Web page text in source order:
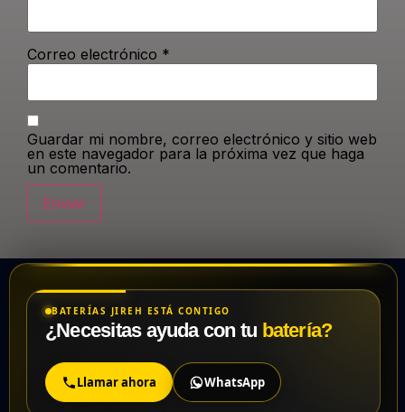
Correo electrónico *
Guardar mi nombre, correo electrónico y sitio web
en este navegador para la próxima vez que haga
un comentario.
BATERÍAS JIREH ESTÁ CONTIGO
¿Necesitas ayuda con tu batería?
Llamar ahora WhatsApp